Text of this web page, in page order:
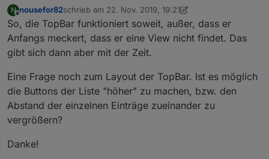
N
Offline
nousefor82schrieb am 22. Nov. 2019, 19:21
zuletzt editiert von nousefor82
So, die TopBar funktioniert soweit, außer, dass er
Anfangs meckert, dass er eine View nicht findet. Das
gibt sich dann aber mit der Zeit.
Eine Frage noch zum Layout der TopBar. Ist es möglich
die Buttons der Liste "höher" zu machen, bzw. den
Abstand der einzelnen Einträge zueinander zu
vergrößern?
Danke!